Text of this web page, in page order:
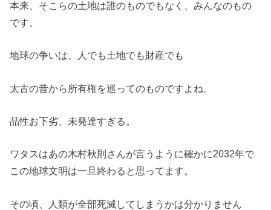
本来、そこらの土地は誰のものでもなく、みんなのもの
です。
地球の争いは、人でも土地でも財産でも
太古の昔から所有権を巡ってのものですよね。
品性お下劣、未発達すぎる。
ワタスはあの木村秋則さんが言うように確かに2032年で
この地球文明は一旦終わると思ってます。
その頃、人類が全部死滅してしまうかは分かりません